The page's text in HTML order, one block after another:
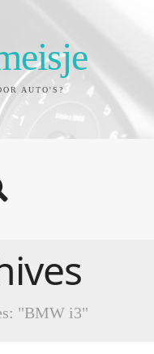
AUTO'S?
"BMW i3"